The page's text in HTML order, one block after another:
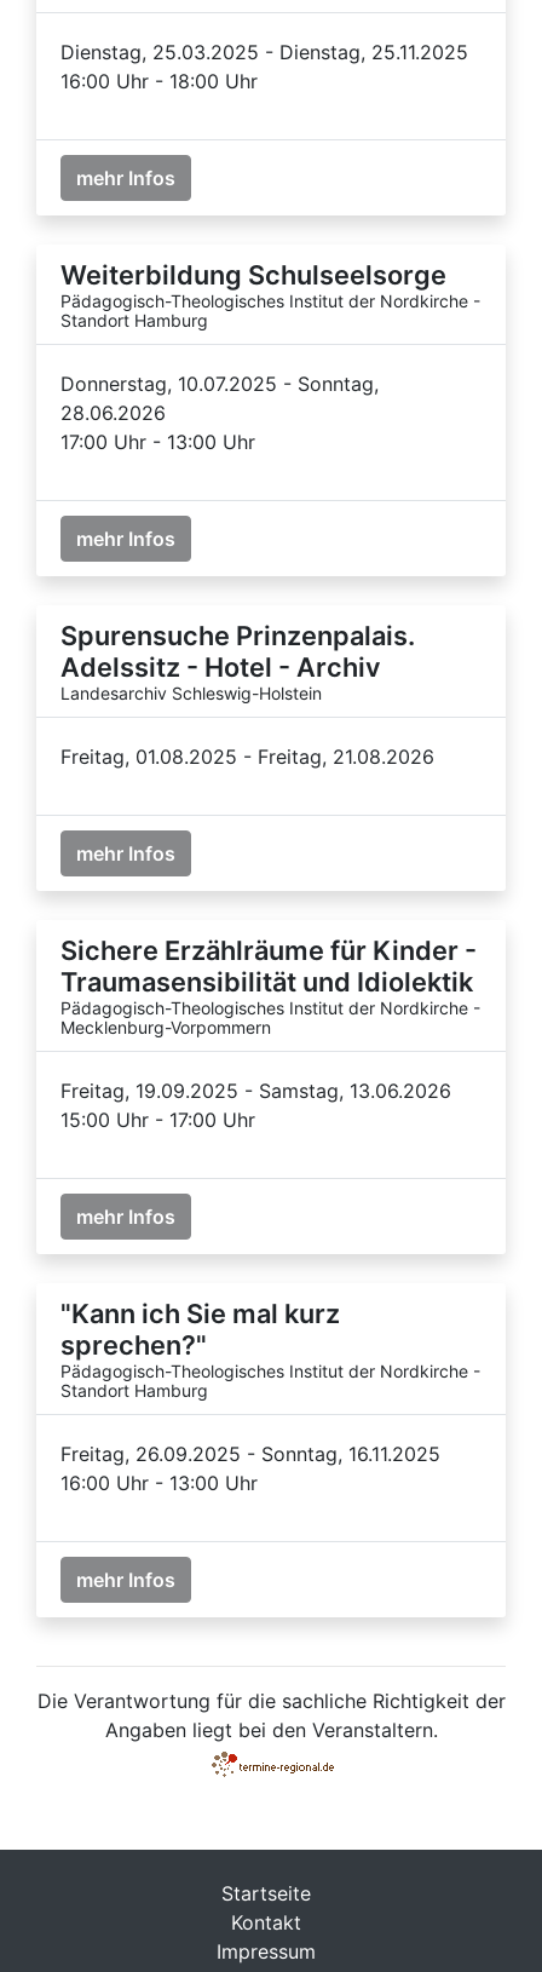
Dienstag, 25.03.2025 - Dienstag, 25.11.2025
16:00 Uhr - 18:00 Uhr
mehr Infos
Weiterbildung Schulseelsorge
Pädagogisch-Theologisches Institut der Nordkirche -
Standort Hamburg
Donnerstag, 10.07.2025 - Sonntag,
28.06.2026
17:00 Uhr - 13:00 Uhr
mehr Infos
Spurensuche Prinzenpalais.
Adelssitz - Hotel - Archiv
Landesarchiv Schleswig-Holstein
Freitag, 01.08.2025 - Freitag, 21.08.2026
mehr Infos
Sichere Erzählräume für Kinder -
Traumasensibilität und Idiolektik
Pädagogisch-Theologisches Institut der Nordkirche -
Mecklenburg-Vorpommern
Freitag, 19.09.2025 - Samstag, 13.06.2026
15:00 Uhr - 17:00 Uhr
mehr Infos
"Kann ich Sie mal kurz
sprechen?"
Pädagogisch-Theologisches Institut der Nordkirche -
Standort Hamburg
Freitag, 26.09.2025 - Sonntag, 16.11.2025
16:00 Uhr - 13:00 Uhr
mehr Infos
Die Verantwortung für die sachliche Richtigkeit der
Angaben liegt bei den Veranstaltern.
Startseite
Kontakt
Impressum